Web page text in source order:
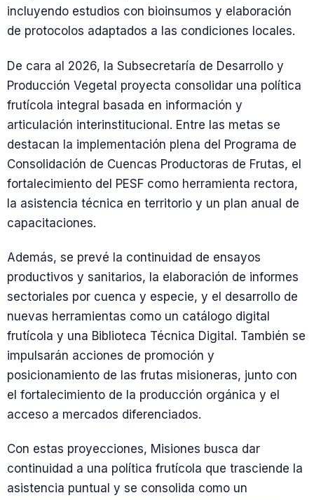
incluyendo estudios con bioinsumos y elaboración
de protocolos adaptados a las condiciones locales.
De cara al 2026, la Subsecretaría de Desarrollo y
Producción Vegetal proyecta consolidar una política
frutícola integral basada en información y
articulación interinstitucional. Entre las metas se
destacan la implementación plena del Programa de
Consolidación de Cuencas Productoras de Frutas, el
fortalecimiento del PESF como herramienta rectora,
la asistencia técnica en territorio y un plan anual de
capacitaciones.
Además, se prevé la continuidad de ensayos
productivos y sanitarios, la elaboración de informes
sectoriales por cuenca y especie, y el desarrollo de
nuevas herramientas como un catálogo digital
frutícola y una Biblioteca Técnica Digital. También se
impulsarán acciones de promoción y
posicionamiento de las frutas misioneras, junto con
el fortalecimiento de la producción orgánica y el
acceso a mercados diferenciados.
Con estas proyecciones, Misiones busca dar
continuidad a una política frutícola que trasciende la
asistencia puntual y se consolida como un